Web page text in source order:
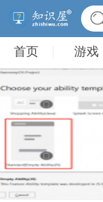
首页 游戏